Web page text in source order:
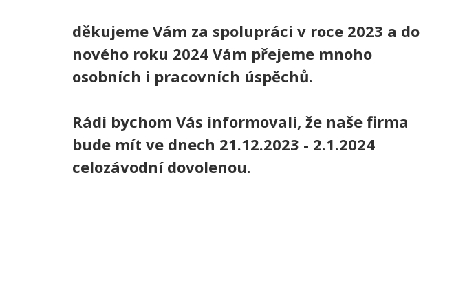
děkujeme Vám za spolupráci v roce 2023 a do
nového roku 2024 Vám přejeme mnoho
osobních i pracovních úspěchů.
Rádi bychom Vás informovali, že naše firma
bude mít ve dnech 21.12.2023 - 2.1.2024
celozávodní dovolenou.